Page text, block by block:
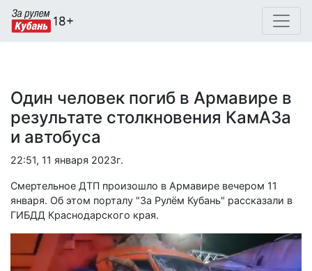
Один человек погиб в Армавире в
результате столкновения КамАЗа
и автобуса
22:51, 11 января 2023г.
Смертельное ДТП произошло в Армавире вечером 11
января. Об этом порталу "За Рулём Кубань" рассказали в
ГИБДД Краснодарского края.